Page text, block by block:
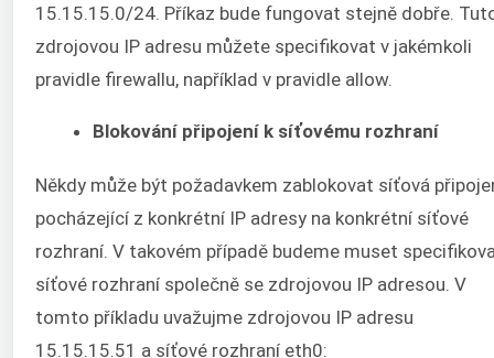
15.15.15.0/24. Příkaz bude fungovat stejně dobře.
zdrojovou IP adresu můžete specifikovat v jakémkoli
pravidle firewallu, například v pravidle allow.
Blokování připojení k síťovému rozhraní
Někdy může být požadavkem zablokovat síťová
pocházející z konkrétní IP adresy na konkrétní síťové
rozhraní. V takovém případě budeme muset
síťové rozhraní společně se zdrojovou IP adresou. V
tomto příkladu uvažujme zdrojovou IP adresu
15.15.15.51 a síťové rozhraní eth0: